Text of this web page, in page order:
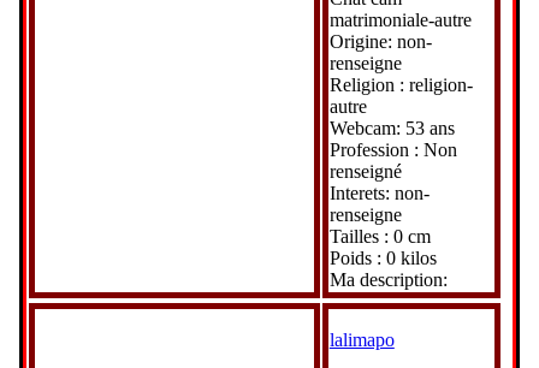
matrimoniale-autre
Origine: non-
renseigne
Religion : religion-
autre
Webcam: 53 ans
Profession : Non
renseigné
Interets: non-
renseigne
Tailles : 0 cm
Poids : 0 kilos
Ma description:
lalimapo